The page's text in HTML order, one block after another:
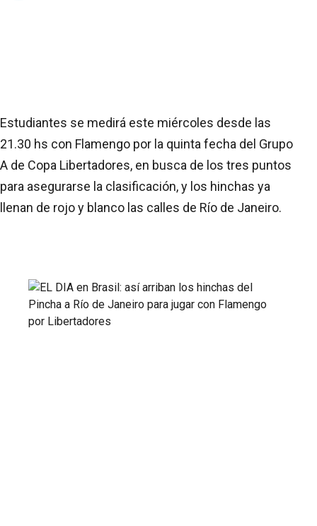
Estudiantes se medirá este miércoles desde las
21.30 hs con Flamengo por la quinta fecha del Grupo
A de Copa Libertadores, en busca de los tres puntos
para asegurarse la clasificación, y los hinchas ya
llenan de rojo y blanco las calles de Río de Janeiro.